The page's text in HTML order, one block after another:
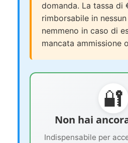
domanda. La tassa di
rimborsabile in
nemmeno in caso di
mancata ammissione
🔐
Non hai
Indispensabile per